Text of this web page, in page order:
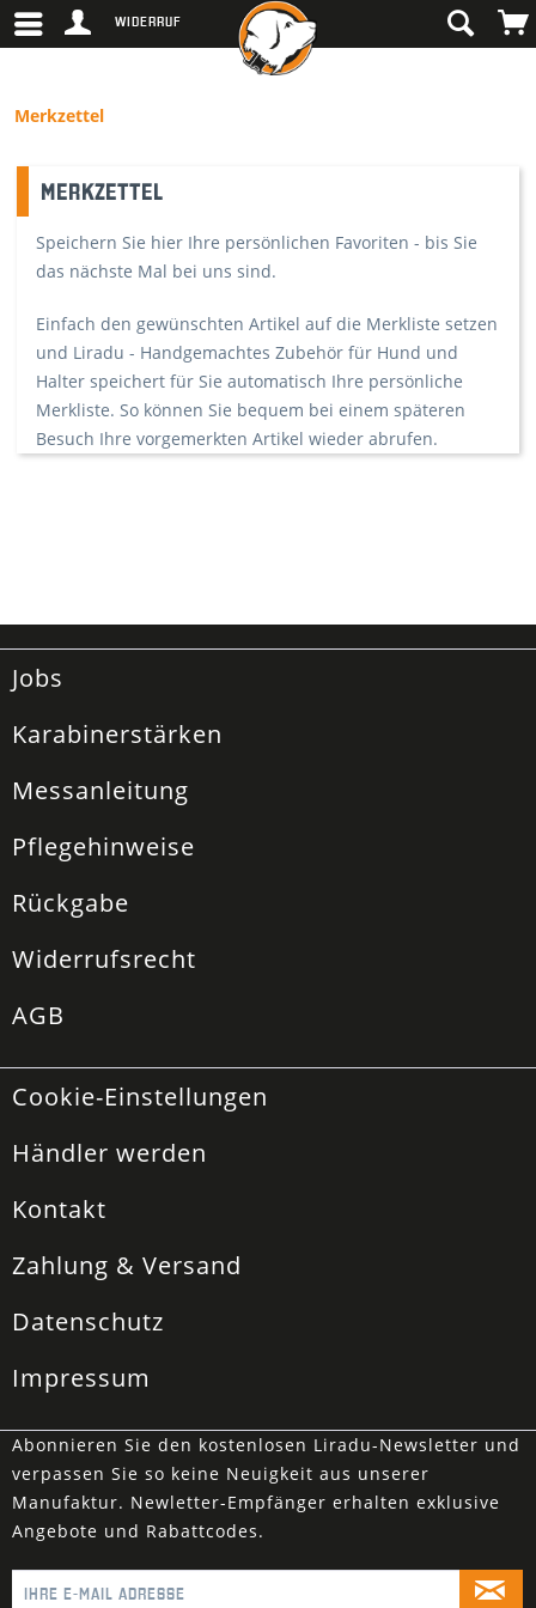
WIDERRUF
Merkzettel
MERKZETTEL
Speichern Sie hier Ihre persönlichen Favoriten - bis Sie
das nächste Mal bei uns sind.
Einfach den gewünschten Artikel auf die Merkliste setzen
und Liradu - Handgemachtes Zubehör für Hund und
Halter speichert für Sie automatisch Ihre persönliche
Merkliste. So können Sie bequem bei einem späteren
Besuch Ihre vorgemerkten Artikel wieder abrufen.
Jobs
Karabinerstärken
Messanleitung
Pflegehinweise
Rückgabe
Widerrufsrecht
AGB
Cookie-Einstellungen
Händler werden
Kontakt
Zahlung & Versand
Datenschutz
Impressum
Abonnieren Sie den kostenlosen Liradu-Newsletter und
verpassen Sie so keine Neuigkeit aus unserer
Manufaktur. Newletter-Empfänger erhalten exklusive
Angebote und Rabattcodes.